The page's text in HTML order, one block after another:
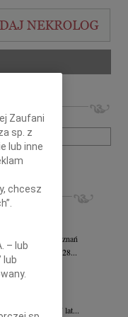
w sercu...
Poznań
że w dniu 28...
mi nie...
zmarł w wieku 87 lat...
Zaufani
sp. z
lub inne
chcesz
– lub
lub